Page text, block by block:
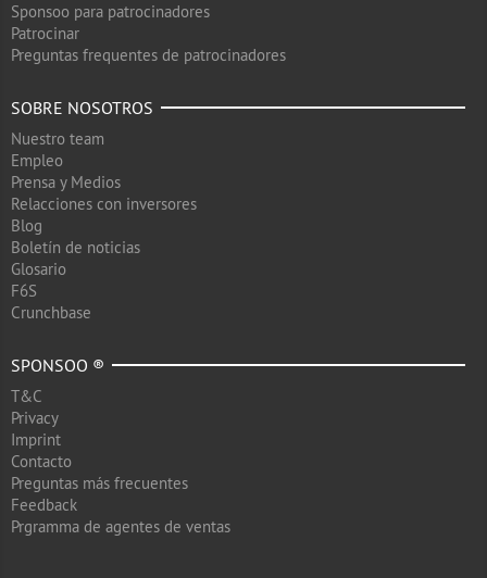
Sponsoo para patrocinadores
Patrocinar
Preguntas frequentes de patrocinadores
SOBRE NOSOTROS
Nuestro team
Empleo
Prensa y Medios
Relacciones con inversores
Blog
Boletín de noticias
Glosario
F6S
Crunchbase
SPONSOO ®
T&C
Privacy
Imprint
Contacto
Preguntas más frecuentes
Feedback
Prgramma de agentes de ventas